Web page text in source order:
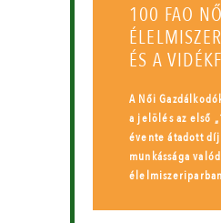
100 FAO
ÉS A
A Női
a jelölés az első
évente átadott
munkássága